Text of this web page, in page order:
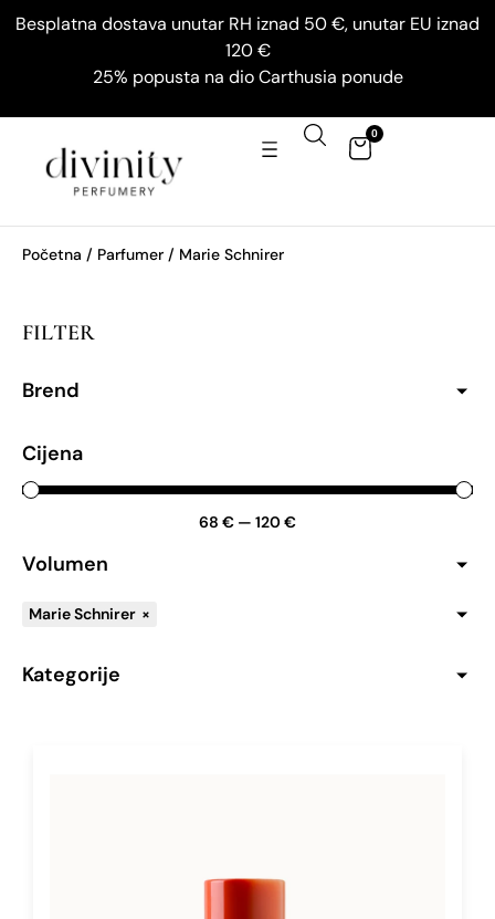
Besplatna dostava unutar RH iznad 50 €, unutar EU iznad
120 €
25% popusta na dio Carthusia ponude
0
Početna / Parfumer / Marie Schnirer
FILTER
Brend
Cijena
68 € — 120 €
Volumen
Marie Schnirer ×
Kategorije